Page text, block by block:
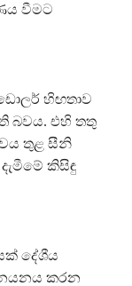
වීමට
හිඟතාව
බවය. එහි තතු
තුළ සීනි
කිසිඳු
දේශීය
කරන